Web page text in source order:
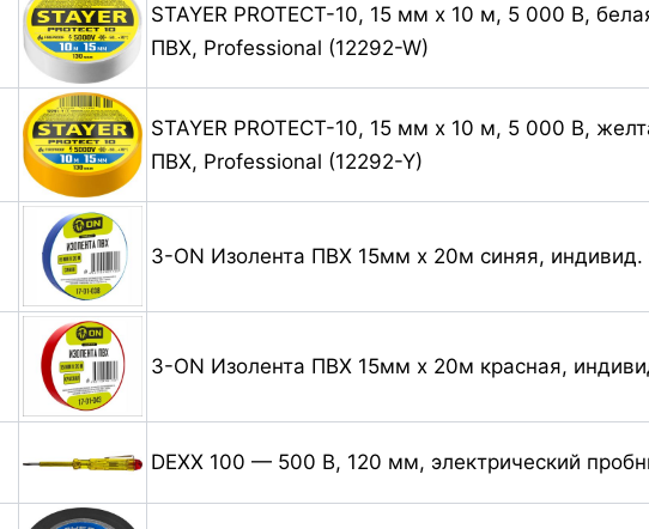
STAYER PROTECT-10, 15 мм х 10 м, 5 000 В,
ПВХ, Professional (12292-W)
STAYER PROTECT-10, 15 мм х 10 м, 5 000 В,
ПВХ, Professional (12292-Y)
3-ON Изолента ПВХ 15мм х 20м синяя, индивид.
3-ON Изолента ПВХ 15мм х 20м красная,
DEXX 100 — 500 В, 120 мм, электрический